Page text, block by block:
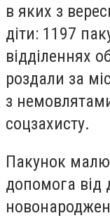
в яких з
діти: 1197
відділеннях
роздали за
з
соцзахисту.
Пакунок
допомога